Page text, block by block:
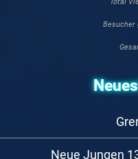
Total
Besucher
Neue Jungen